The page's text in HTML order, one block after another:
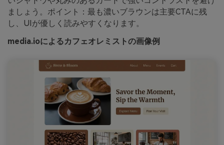
ましょう。ポイント：最も濃いブラウンは主要CTAに残
し、UIが優しく読みやすくなります。
media.ioによるカフェオレミストの画像例